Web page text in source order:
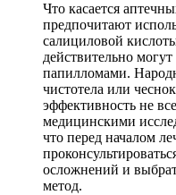
Что касается
предпочитают
салициловой
действительно
папилломами.
чистотела или
эффективность не
медицинскими
что перед началом
осложнений и
метод.